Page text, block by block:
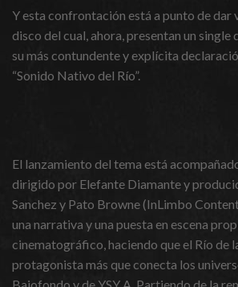
Y esta confrontación está a punto de dar
disco del cual, ahora, presentan un single
su más contundente y explícita
“Sonido Nativo del Río”.
El lanzamiento del tema está
dirigido por Elefante Diamante y
Sanchez y Pato Browne (InLimbo
una narrativa y una puesta en escena
cinematográfico, haciendo que el Río de
protagonista más que conecta los
Bajofondo y de YSY A. Partiendo de la